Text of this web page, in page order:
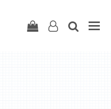
Carritouser-search